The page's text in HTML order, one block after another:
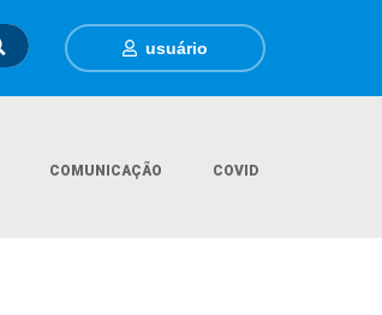
usuário
COMUNICAÇÃO COVID